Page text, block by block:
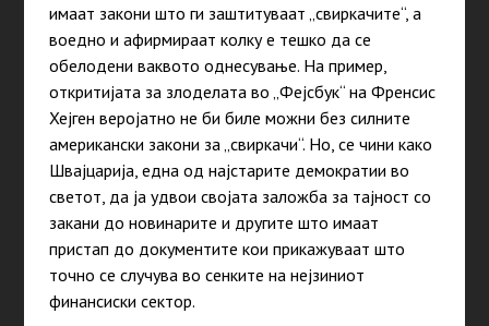
имаат закони што ги заштитуваат „свиркачите“, а
воедно и афирмираат колку е тешко да се
обелодени ваквото однесување. На пример,
откритијата за злоделата во „Фејсбук“ на Френсис
Хејген веројатно не би биле можни без силните
американски закони за „свиркачи“. Но, се чини како
Швајцарија, една од најстарите демократии во
светот, да ја удвои својата заложба за тајност со
закани до новинарите и другите што имаат
пристап до документите кои прикажуваат што
точно се случува во сенките на нејзиниот
финансиски сектор.